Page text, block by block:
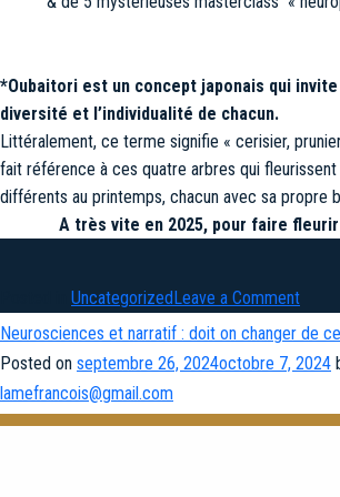
*Oubaitori est un concept japonais qui
diversité et l’individualité de chacun.
Littéralement, ce terme signifie « cerisier,
fait référence à ces quatre arbres qui
différents au printemps, chacun avec sa propre
A très vite en 2025, pour faire
UncategorizedLeave a Commenton
En
2025
tous
Neurosciences et narratif : doit on changer de
Posted on septembre 26, 2024octobre 7, 2024
lamefrancois@gmail.com